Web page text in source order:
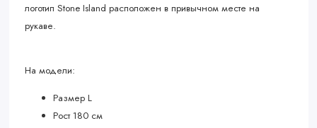
логотип Stone Island расположен в привычном месте на
рукаве.
На модели:
Размер L
Рост 180 см